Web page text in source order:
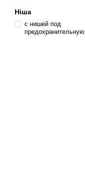
Ніша
с нишей под